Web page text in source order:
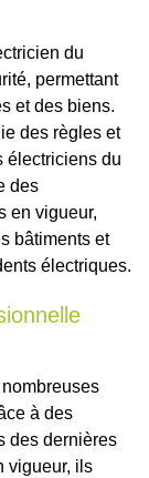
du
permettant
et des biens.
des règles et
électriciens du
des
en vigueur,
bâtiments et
électriques.
à des
des dernières
vigueur, ils